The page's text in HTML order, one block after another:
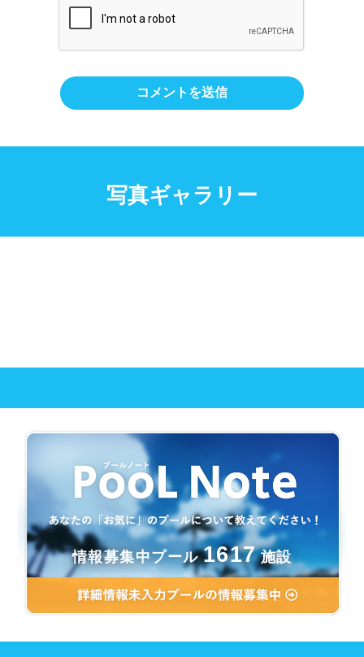
写真ギャラリー
情報募集中プール 1617 施設